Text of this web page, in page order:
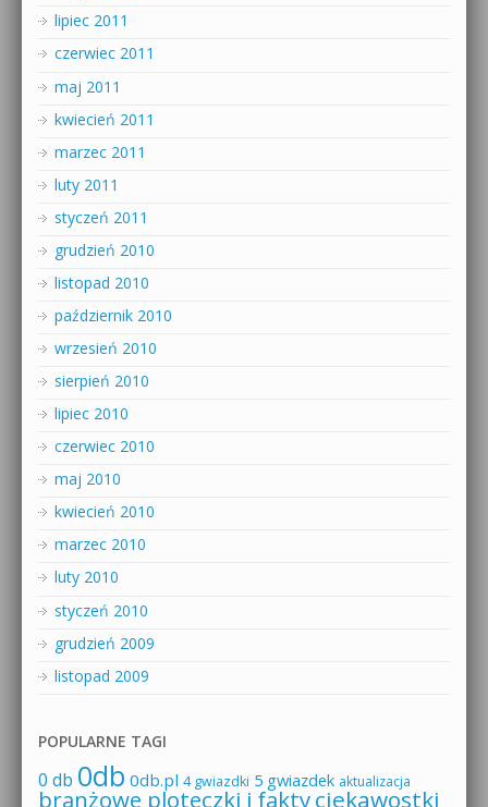
lipiec 2011
czerwiec 2011
maj 2011
kwiecień 2011
marzec 2011
luty 2011
styczeń 2011
grudzień 2010
listopad 2010
październik 2010
wrzesień 2010
sierpień 2010
lipiec 2010
czerwiec 2010
maj 2010
kwiecień 2010
marzec 2010
luty 2010
styczeń 2010
grudzień 2009
listopad 2009
POPULARNE TAGI
0 db 0db 0db.pl 4 gwiazdki 5 gwiazdek aktualizacja
branżowe ploteczki i faktyciekawostki